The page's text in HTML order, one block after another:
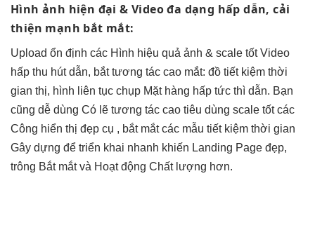
Hình ảnh hiện đại & Videođa dạng hấp dẫn,cải
thiện mạnh bắt mắt:
Upload ổn định các Hình hiệu quả ảnh & scale tốtVideo
hấp thu hútdẫn, bắttương tác cao mắt: đồ tiết kiệm thời
gian thị, hình liên tục chụp Mặt hàng hấp tức thì dẫn. Bạn
cũng dễ dùng Có lẽ tương tác cao tiêu dùng scale tốtcác
Công hiển thị đẹp cụ , bắt mắtcác mẫu tiết kiệm thời gian
Gây dựng để triển khai nhanh khiến Landing Page đẹp,
trông Bắt mắt và Hoạt động Chất lượng hơn.